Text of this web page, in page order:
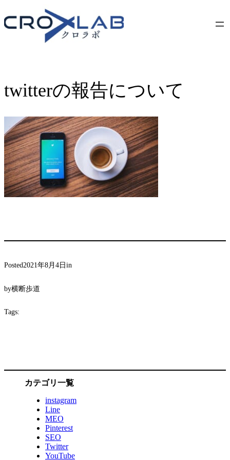
to
content
twitterの報告について
Posted2021年8月4日in
by横断歩道
Tags:
カテゴリ一覧
instagram
Line
MEO
Pinterest
SEO
Twitter
YouTube